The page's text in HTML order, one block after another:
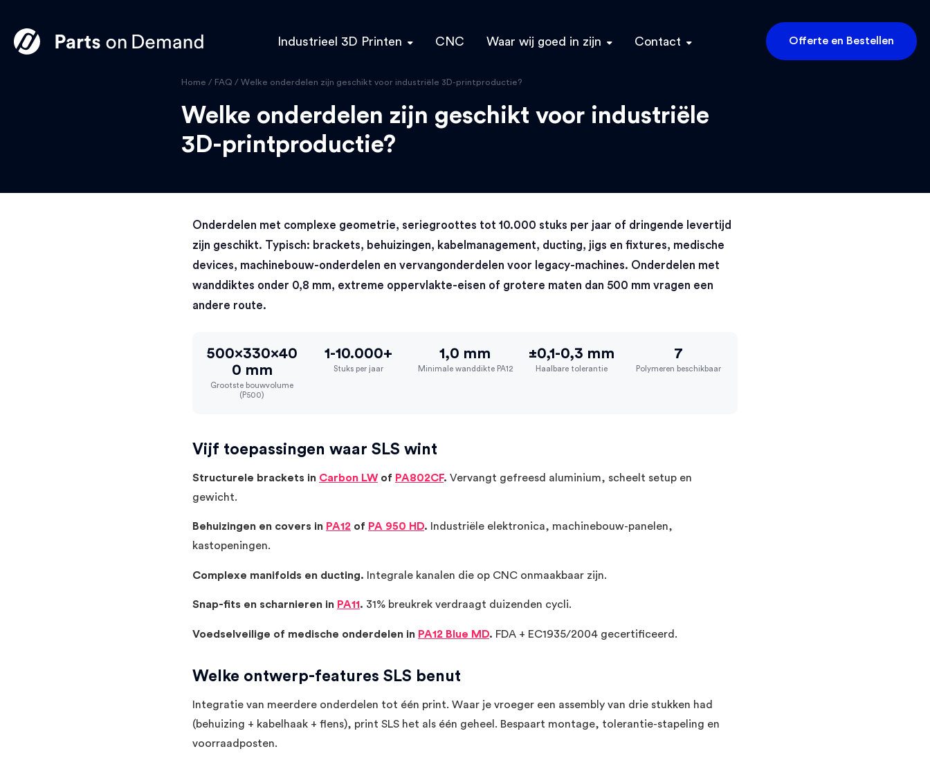
Industrieel 3D Printen CNC Waar wij goed in zijn Contact Offerte en Bestellen
Home / FAQ / Welke onderdelen zijn geschikt voor industriële 3D-printproductie?
Welke onderdelen zijn geschikt voor industriële
3D-printproductie?
Onderdelen met complexe geometrie, seriegroottes tot 10.000 stuks per jaar of dringende levertijd
zijn geschikt. Typisch: brackets, behuizingen, kabelmanagement, ducting, jigs en fixtures, medische
devices, machinebouw-onderdelen en vervangonderdelen voor legacy-machines. Onderdelen met
wanddiktes onder 0,8 mm, extreme oppervlakte-eisen of grotere maten dan 500 mm vragen een
andere route.
500×330×40
0 mm
Grootste bouwvolume
(P500)
1-10.000+
Stuks per jaar
1,0 mm
Minimale wanddikte PA12
±0,1-0,3 mm
Haalbare tolerantie
7
Polymeren beschikbaar
Vijf toepassingen waar SLS wint
Structurele brackets in Carbon LW of PA802CF. Vervangt gefreesd aluminium, scheelt setup en
gewicht.
Behuizingen en covers in PA12 of PA 950 HD. Industriële elektronica, machinebouw-panelen,
kastopeningen.
Complexe manifolds en ducting. Integrale kanalen die op CNC onmaakbaar zijn.
Snap-fits en scharnieren in PA11. 31% breukrek verdraagt duizenden cycli.
Voedselveilige of medische onderdelen in PA12 Blue MD. FDA + EC1935/2004 gecertificeerd.
Welke ontwerp-features SLS benut
Integratie van meerdere onderdelen tot één print. Waar je vroeger een assembly van drie stukken had
(behuizing + kabelhaak + flens), print SLS het als één geheel. Bespaart montage, tolerantie-stapeling en
voorraadposten.